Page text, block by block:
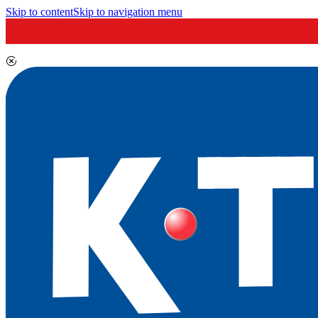
Skip to contentSkip to navigation menu